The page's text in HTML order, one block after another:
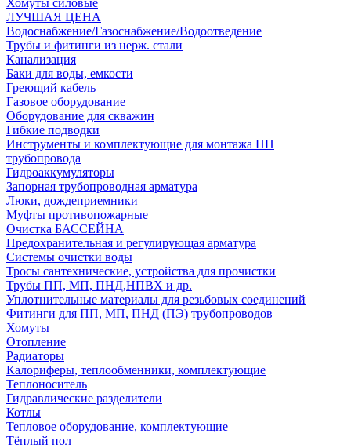
Хомуты силовые
ЛУЧШАЯ ЦЕНА
Водоснабжение/Газоснабжение/Водоотведение
Трубы и фитинги из нерж. стали
Канализация
Баки для воды, емкости
Греющий кабель
Газовое оборудование
Оборудование для скважин
Гибкие подводки
Инструменты и комплектующие для монтажа ПП
трубопровода
Гидроаккумуляторы
Запорная трубопроводная арматура
Люки, дождеприемники
Муфты противопожарные
Очистка БАССЕЙНА
Предохранительная и регулирующая арматура
Системы очистки воды
Тросы сантехнические, устройства для прочистки
Трубы ПП, МП, ПНД,НПВХ и др.
Уплотнительные материалы для резьбовых соединений
Фитинги для ПП, МП, ПНД (ПЭ) трубопроводов
Хомуты
Отопление
Радиаторы
Калориферы, теплообменники, комплектующие
Теплоноситель
Гидравлические разделители
Котлы
Тепловое оборудование, комплектующие
Тёплый пол